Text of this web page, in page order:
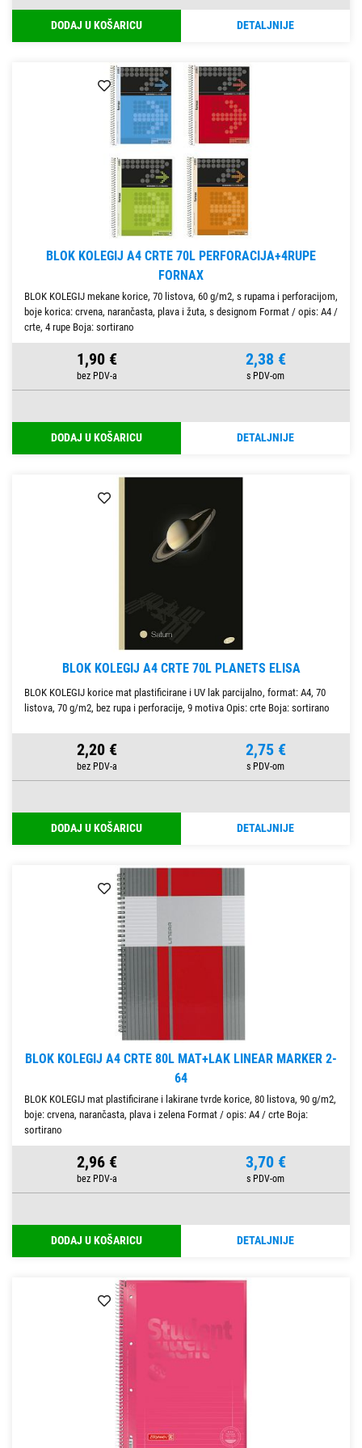
DODAJ U KOŠARICU DETALJNIJE
BLOK KOLEGIJ A4 CRTE 70L PERFORACIJA+4RUPE
FORNAX
BLOK KOLEGIJ mekane korice, 70 listova, 60 g/m2, s rupama i perforacijom,
boje korica: crvena, narančasta, plava i žuta, s designom Format / opis: A4 /
crte, 4 rupe Boja: sortirano
1,90 € 2,38 €
DODAJ U KOŠARICU DETALJNIJE
BLOK KOLEGIJ A4 CRTE 70L PLANETS ELISA
BLOK KOLEGIJ korice mat plastificirane i UV lak parcijalno, format: A4, 70
listova, 70 g/m2, bez rupa i perforacije, 9 motiva Opis: crte Boja: sortirano
2,20 € 2,75 €
DODAJ U KOŠARICU DETALJNIJE
BLOK KOLEGIJ A4 CRTE 80L MAT+LAK LINEAR MARKER 2-
64
BLOK KOLEGIJ mat plastificirane i lakirane tvrde korice, 80 listova, 90 g/m2,
boje: crvena, narančasta, plava i zelena Format / opis: A4 / crte Boja:
sortirano
2,96 € 3,70 €
DODAJ U KOŠARICU DETALJNIJE